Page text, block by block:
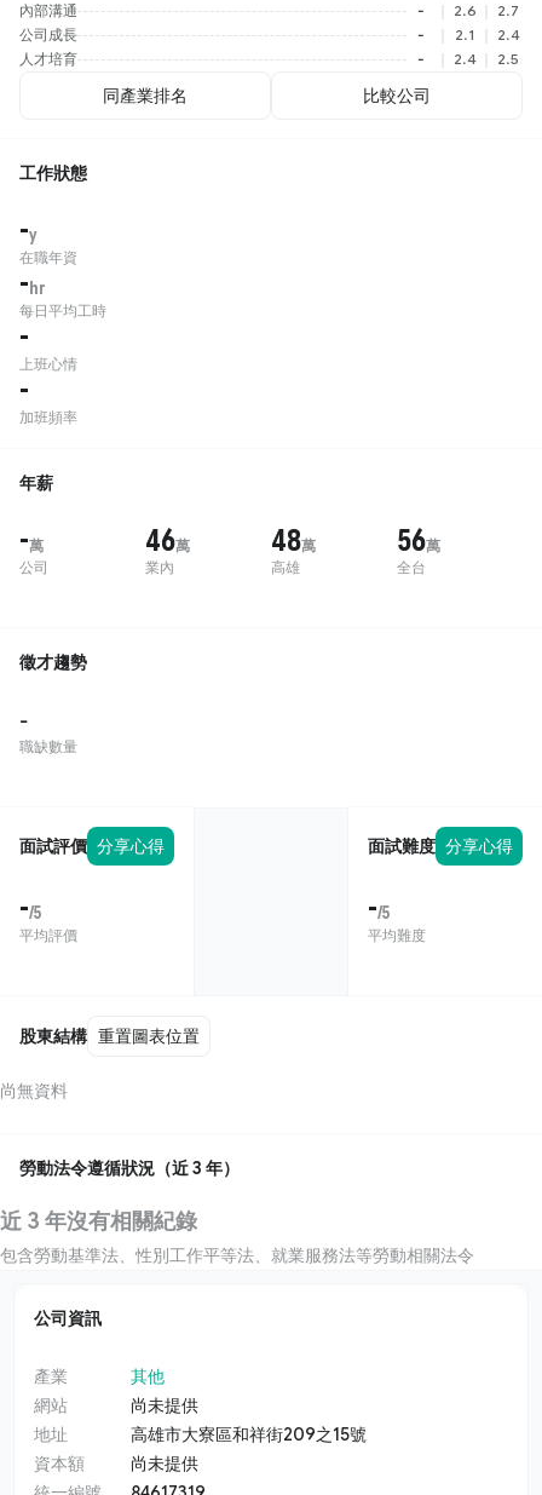
內部溝通
- 2.6
2.7
公司成長
- 2.1
2.4
人才培育
- 2.4 2.5
同產業排名 比較公司
工作狀態
-y
在職年資
-hr
每日平均工時
-
上班心情
-
加班頻率
年薪
-萬
公司
46萬
業內
48萬
高雄
56萬
全台
徵才趨勢
-
職缺數量
面試評價 分享心得
-/5
平均評價
面試難度 分享心得
-/5
平均難度
股東結構 重置圖表位置
尚無資料
勞動法令遵循狀況（近 3 年）
近 3 年沒有相關紀錄
包含勞動基準法、性別工作平等法、就業服務法等勞動相關法令
公司資訊
產業
其他
網站
尚未提供
地址
高雄市大寮區和祥街209之15號
資本額
尚未提供